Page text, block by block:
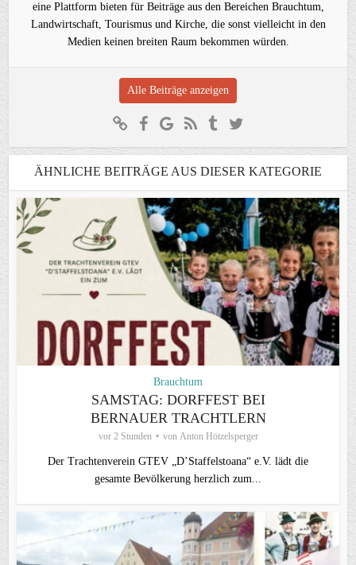
eine Plattform bieten für Beiträge aus den Bereichen Brauchtum,
Landwirtschaft, Tourismus und Kirche, die sonst vielleicht in den
Medien keinen breiten Raum bekommen würden.
Alle Beiträge anzeigen
ÄHNLICHE BEITRÄGE AUS DIESER KATEGORIE
Brauchtum
SAMSTAG: DORFFEST BEI
BERNAUER TRACHTLERN
vor 2 Stunden von Anton Hötzelsperger
Der Trachtenverein GTEV „D’Staffelstoana“ e.V. lädt die
gesamte Bevölkerung herzlich zum...